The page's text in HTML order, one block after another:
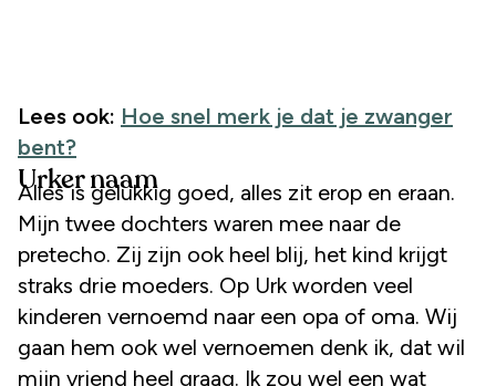
Lees ook: Hoe snel merk je dat je zwanger
bent?
Urker naam
Alles is gelukkig goed, alles zit erop en eraan.
Mijn twee dochters waren mee naar de
pretecho. Zij zijn ook heel blij, het kind krijgt
straks drie moeders. Op Urk worden veel
kinderen vernoemd naar een opa of oma. Wij
gaan hem ook wel vernoemen denk ik, dat wil
mijn vriend heel graag. Ik zou wel een wat